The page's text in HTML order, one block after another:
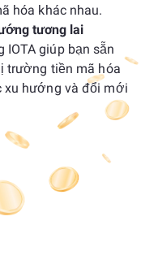
hóa khác nhau.
tương lai
IOTA giúp bạn sẵn
trường tiền mã hóa
xu hướng và đổi mới